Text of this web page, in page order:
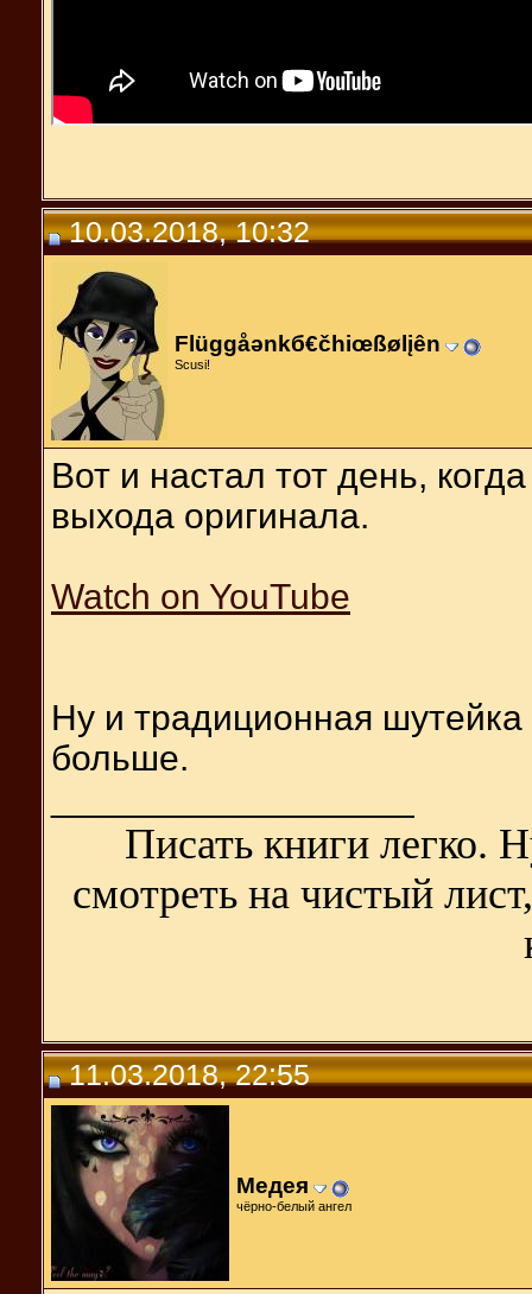
10.03.2018, 10:32
Flüggåәnkб€čhiœßølįên
Scusi!
Вот и настал тот день,
выхода оригинала.
Watch on YouTube
Ну и традиционная
больше.
Писать книги легко.
смотреть на чистый
11.03.2018, 22:55
Медея
чёрно-белый ангел